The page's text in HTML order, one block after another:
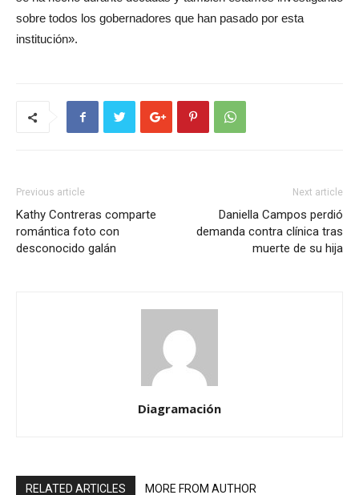
sobre todos los gobernadores que han pasado por esta
institución».
Previous article
Kathy Contreras comparte
romántica foto con
desconocido galán
Next article
Daniella Campos perdió
demanda contra clínica tras
muerte de su hija
Diagramación
RELATED ARTICLES MORE FROM AUTHOR